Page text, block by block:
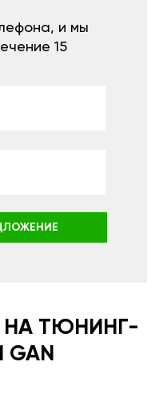
и мы
15
ТЮНИНГ-